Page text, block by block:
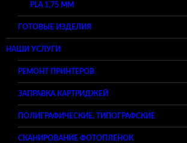
PLA 1,75 ММ
ГОТОВЫЕ ИЗДЕЛИЯ
НАШИ УСЛУГИ
РЕМОНТ ПРИНТЕРОВ
ЗАПРАВКА КАРТРИДЖЕЙ
ПОЛИГРАФИЧЕСКИЕ, ТИПОГРАФСКИЕ
СКАНИРОВАНИЕ ФОТОПЛЕНОК